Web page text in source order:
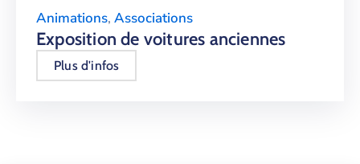
Animations, Associations
Exposition de voitures anciennes
Plus d'infos